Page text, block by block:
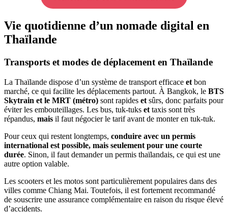
Vie quotidienne d’un nomade digital en
Thaïlande
Transports et modes de déplacement en Thaïlande
La Thaïlande dispose d’un système de transport efficace et bon
marché, ce qui facilite les déplacements partout. À Bangkok, le BTS
Skytrain et le MRT (métro) sont rapides et sûrs, donc parfaits pour
éviter les embouteillages. Les bus, tuk-tuks et taxis sont très
répandus, mais il faut négocier le tarif avant de monter en tuk-tuk.
Pour ceux qui restent longtemps, conduire avec un permis
international est possible, mais seulement pour une courte
durée. Sinon, il faut demander un permis thaïlandais, ce qui est une
autre option valable.
Les scooters et les motos sont particulièrement populaires dans des
villes comme Chiang Mai. Toutefois, il est fortement recommandé
de souscrire une assurance complémentaire en raison du risque élevé
d’accidents.